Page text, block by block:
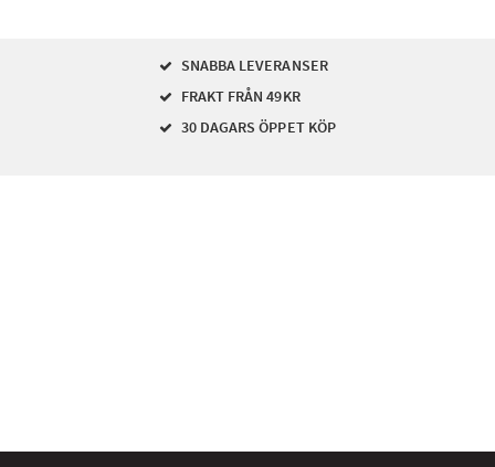
SNABBA LEVERANSER
FRAKT FRÅN 49KR
30 DAGARS ÖPPET KÖP